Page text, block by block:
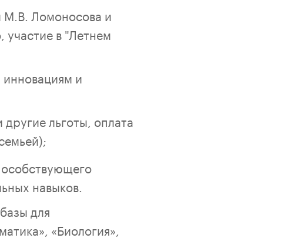
М.В. Ломоносова и
в "Летнем
и
льготы, оплата
навыков.
для
«Биология»,